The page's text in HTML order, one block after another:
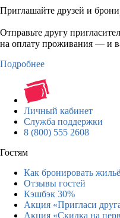
Приглашайте друзей и
Отправьте другу
на оплату проживания — и
Подробнее
Личный кабинет
Служба поддержки
8 (800) 555 2608
Гостям
Как бронировать жильё
Отзывы гостей
Кэшбэк 30%
Акция «Пригласи
Акция «Скидка на